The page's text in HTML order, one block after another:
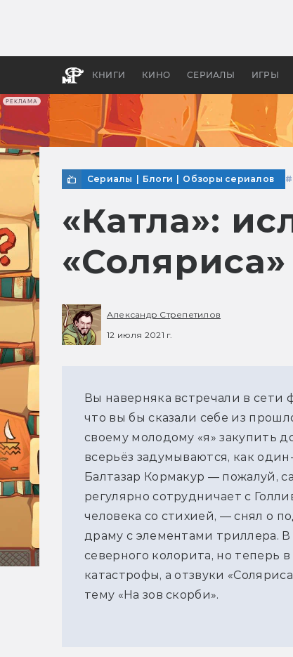
РЕКЛАМА
КНИГИ КИНО СЕРИАЛЫ ИГРЫ
Сериалы Блоги Обзоры сериалов #
«Катла»:
«Соляриса»
Александр Стрепетилов
12 июля 2021 г.
Вы наверняка встречали в сети
что вы бы сказали себе из
своему молодому «я» закупить
всерьёз задумываются, как
Балтазар Кормакур — пожалуй,
регулярно сотрудничает с
человека со стихией, — снял о
драму с элементами триллера. В
северного колорита, но теперь
катастрофы, а отзвуки
тему «На зов скорби».